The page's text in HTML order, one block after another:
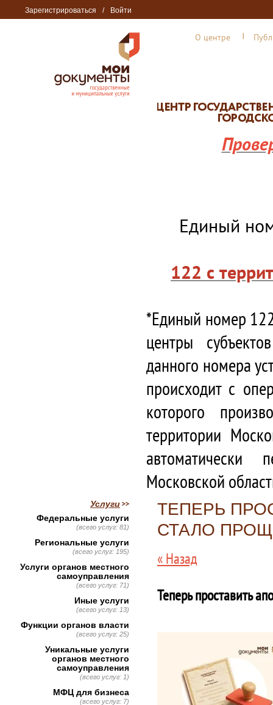
Зарегистрироваться / Войти
О центре
Единый
122 с
*Единый номер
центры
данного номера
происходит с
которого
территории
автоматически
Московской
ТЕПЕРЬ
СТАЛО
« Назад
Теперь проставить
Услуги
Федеральные услуги
(всего услуг: 81)
Региональные услуги
(всего услуг: 195)
Услуги органов местного
самоуправления
(всего услуг: 71)
Иные услуги
(всего услуг: 13)
Функции органов власти
(всего услуг: 25)
Уникальные услуги
органов местного
самоуправления
(всего услуг: 1)
МФЦ для бизнеса
(всего услуг: 7)